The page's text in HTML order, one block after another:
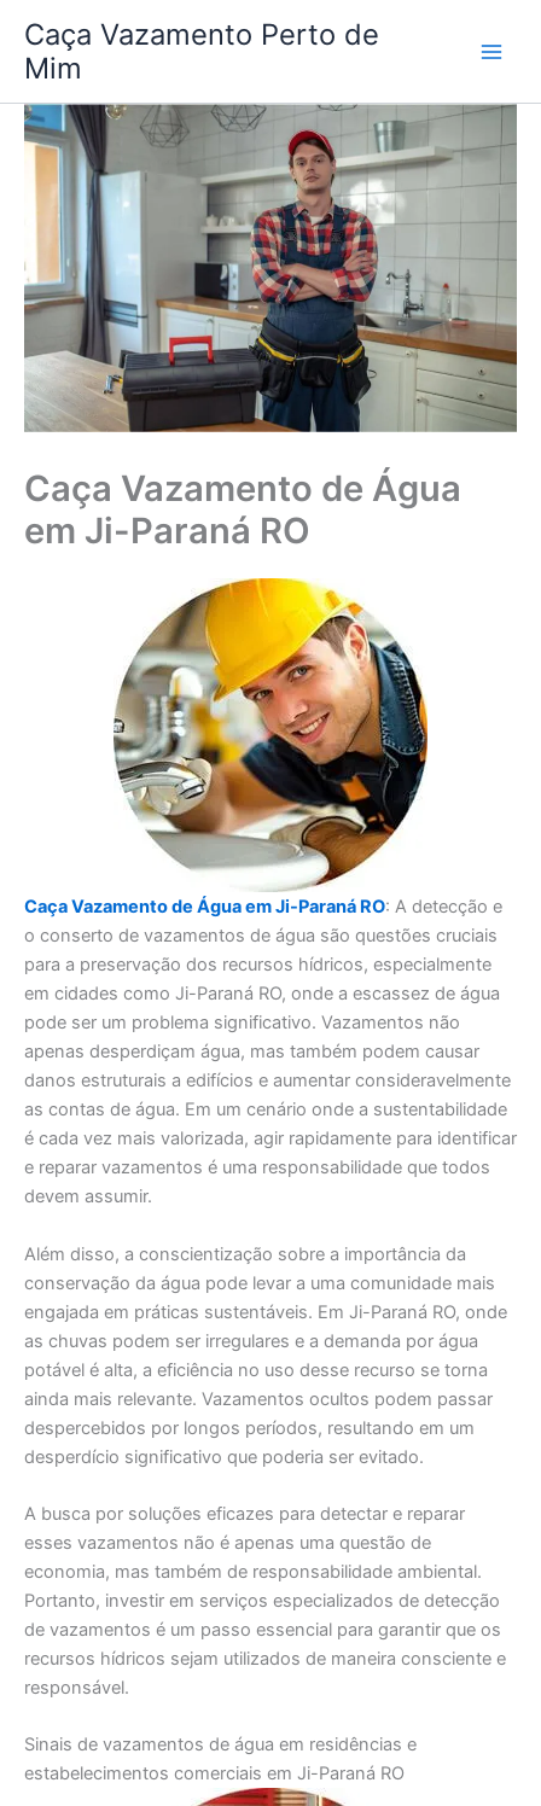
para
conteúdo
Caça Vazamento Perto de
Mim
Caça Vazamento de Água
em Ji-Paraná RO
Caça Vazamento de Água em Ji-Paraná RO: A detecção e
o conserto de vazamentos de água são questões cruciais
para a preservação dos recursos hídricos, especialmente
em cidades como Ji-Paraná RO, onde a escassez de água
pode ser um problema significativo. Vazamentos não
apenas desperdiçam água, mas também podem causar
danos estruturais a edifícios e aumentar consideravelmente
as contas de água. Em um cenário onde a sustentabilidade
é cada vez mais valorizada, agir rapidamente para identificar
e reparar vazamentos é uma responsabilidade que todos
devem assumir.
Além disso, a conscientização sobre a importância da
conservação da água pode levar a uma comunidade mais
engajada em práticas sustentáveis. Em Ji-Paraná RO, onde
as chuvas podem ser irregulares e a demanda por água
potável é alta, a eficiência no uso desse recurso se torna
ainda mais relevante. Vazamentos ocultos podem passar
despercebidos por longos períodos, resultando em um
desperdício significativo que poderia ser evitado.
A busca por soluções eficazes para detectar e reparar
esses vazamentos não é apenas uma questão de
economia, mas também de responsabilidade ambiental.
Portanto, investir em serviços especializados de detecção
de vazamentos é um passo essencial para garantir que os
recursos hídricos sejam utilizados de maneira consciente e
responsável.
Sinais de vazamentos de água em residências e
estabelecimentos comerciais em Ji-Paraná RO